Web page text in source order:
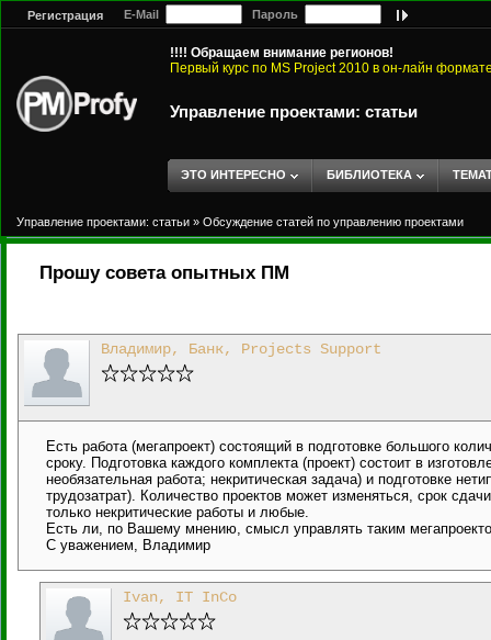
Регистрация E-Mail Пароль
!!!! Обращаем внимание регионов!
Первый курс по MS Project 2010 в он-лайн
Управление проектами: статьи
ЭТО ИНТЕРЕСНО БИБЛИОТЕКА
Управление проектами: статьи » Обсуждение статей по управлению проектами
Прошу совета опытных ПМ
Владимир, Банк, Projects Support
Есть работа (мегапроект) состоящий в подготовке большого
сроку. Подготовка каждого комплекта (проект) состоит в
необязательная работа; некритическая задача) и подготовке
трудозатрат). Количество проектов может изменяться, срок
только некритические работы и любые.
Есть ли, по Вашему мнению, смысл управлять таким
С уважением, Владимир
Ivan, IT InCo